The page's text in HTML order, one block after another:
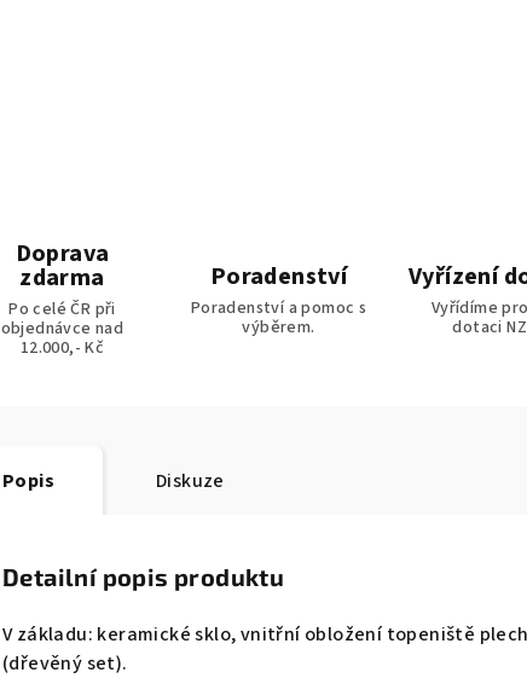
Doprava
zdarma
Po celé ČR při
objednávce nad
12.000,- Kč
Poradenství
Poradenství a pomoc s
výběrem.
Vyřízení
Vyřídíme
dotaci
Popis Diskuze
Detailní popis produktu
V základu: keramické sklo, vnitřní obložení topeniště
(dřevěný set).